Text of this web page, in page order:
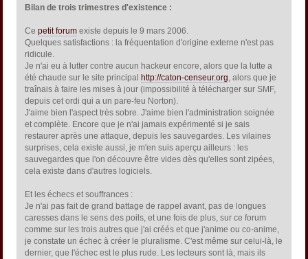
Bilan de trois trimestres d'existence :
Cepetit forum existe depuis le 9 mars 2006.
Quelques satisfactions : la fréquentation d'origine externe n'est pas
ridicule.
Je n'ai eu à lutter contre aucun hackeur encore, alors que la lutte a
été chaude sur le site principal http://caton-censeur.org, alors que je
traînais à faire les mises à jour (impossibilité à télécharger sur SMF,
depuis cet ordi qui a un pare-feu Norton).
J'aime bien l'aspect très sobre. J'aime bien l'administration soignée
et complète. Encore que je n'ai jamais expérimenté si je sais
restaurer après une attaque, depuis les sauvegardes. Les vilaines
surprises, cela existe aussi, je m'en suis aperçu ailleurs : les
sauvegardes que l'on découvre être vides dès qu'elles sont zipées,
cela existe dans d'autres logiciels.
Et les échecs et souffrances :
Je n'ai pas fait de grand battage de rappel avant, pas de longues
caresses dans le sens des poils, et une fois de plus, sur ce forum
comme sur les trois autres que j'ai créés et que j'anime ou co-anime,
je constate un échec à créer le pluralisme. C'est même sur celui-là, le
dernier, que l'échec est le plus rude. Les lecteurs sont là, mais ils